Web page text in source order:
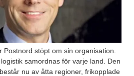
stöpt om sin organisation.
samordnas för varje land. Den
nu av åtta regioner, frikopplade